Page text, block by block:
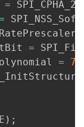
=
SPI_NSS_Soft
=
= 7
) ;